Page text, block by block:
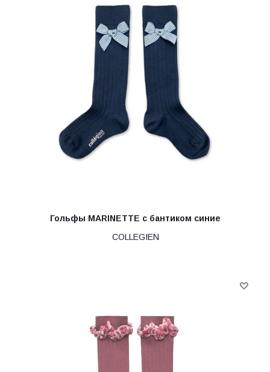
Гольфы MARINETTE с бантиком синие
COLLEGIEN